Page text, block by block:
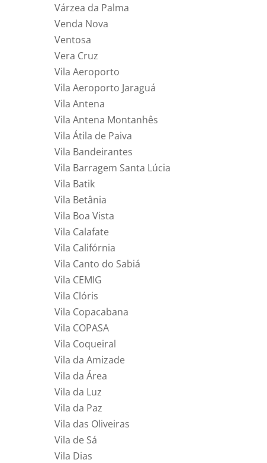
Várzea da Palma
Venda Nova
Ventosa
Vera Cruz
Vila Aeroporto
Vila Aeroporto Jaraguá
Vila Antena
Vila Antena Montanhês
Vila Átila de Paiva
Vila Bandeirantes
Vila Barragem Santa Lúcia
Vila Batik
Vila Betânia
Vila Boa Vista
Vila Calafate
Vila Califórnia
Vila Canto do Sabiá
Vila CEMIG
Vila Clóris
Vila Copacabana
Vila COPASA
Vila Coqueiral
Vila da Amizade
Vila da Área
Vila da Luz
Vila da Paz
Vila das Oliveiras
Vila de Sá
Vila Dias